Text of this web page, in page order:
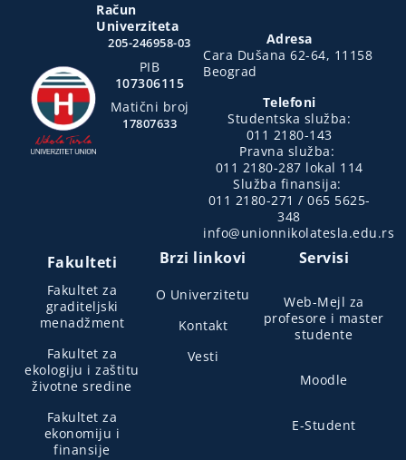
Račun
Univerziteta
205-246958-03
PIB
107306115
Matični broj
17807633
Adresa
Cara Dušana 62-64, 11158
Beograd
Telefoni
Studentska služba:
011 2180-143
Pravna služba:
011 2180-287 lokal 114
Služba finansija:
011 2180-271 / 065 5625-
348
info@unionnikolatesla.edu.rs
Fakulteti
Fakultet za
graditeljski
menadžment
Fakultet za
ekologiju i zaštitu
životne sredine
Fakultet za
ekonomiju i
finansije
Brzi linkovi
O Univerzitetu
Kontakt
Vesti
Servisi
Web-Mejl za
profesore i master
studente
Moodle
E-Student